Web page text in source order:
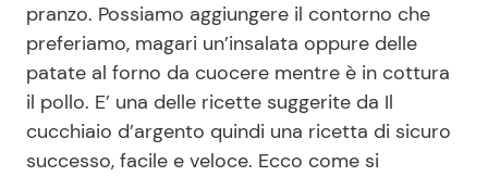
Salute
Viaggi e Turismo
Festività
Ricette Facili e Veloci
Ricette Feste
Ricette per Bambini
pranzo. Possiamo aggiungere il contorno che
preferiamo, magari un’insalata oppure delle
patate al forno da cuocere mentre è in cottura
il pollo. E’ una delle ricette suggerite da Il
cucchiaio d’argento quindi una ricetta di sicuro
successo, facile e veloce. Ecco come si